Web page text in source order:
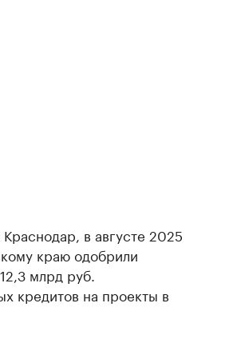
в августе 2025
краю одобрили
млрд руб.
кредитов на проекты в